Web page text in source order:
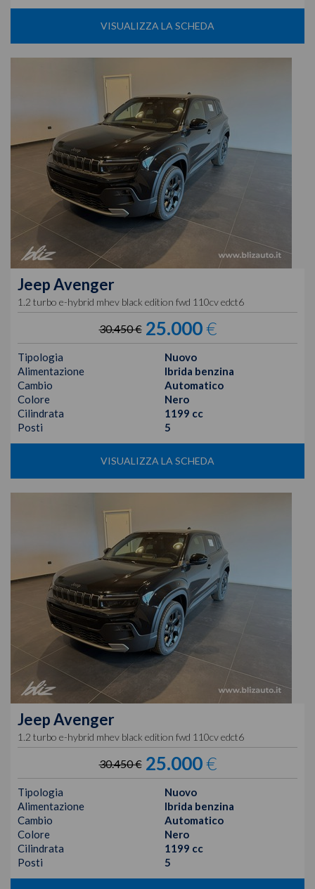
VISUALIZZA LA SCHEDA
JeepAvenger
1.2 turbo e-hybrid mhev black edition fwd 110cv edct6
30.450 € 25.000€
Tipologia
Nuovo
Alimentazione
Ibrida benzina
Cambio
Automatico
Colore
Nero
Cilindrata
1199 cc
Posti
5
VISUALIZZA LA SCHEDA
JeepAvenger
1.2 turbo e-hybrid mhev black edition fwd 110cv edct6
30.450 € 25.000€
Tipologia
Nuovo
Alimentazione
Ibrida benzina
Cambio
Automatico
Colore
Nero
Cilindrata
1199 cc
Posti
5